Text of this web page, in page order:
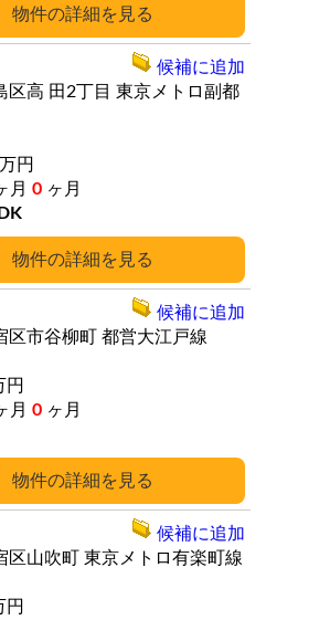
詳細
詳細
区高 田2丁目 東京メトロ副都
万円
月 0 ヶ月
候補に追加
詳細
区市谷柳町 都営大江戸線
円
月 0 ヶ月
候補に追加
区山吹町 東京メトロ有楽町線
円
候補に追加